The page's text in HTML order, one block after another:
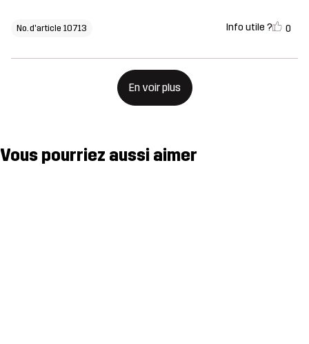
No. d'article 10713 Info utile ? 0
En voir plus
Vous pourriez aussi aimer